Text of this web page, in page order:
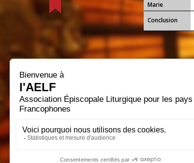
Marie
Conclusion